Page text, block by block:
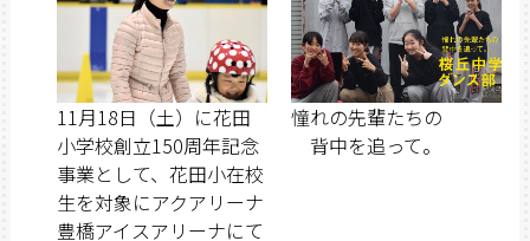
11月18日（土）に花田
小学校創立150周年記念
事業として、花田小在校
生を対象にアクアリーナ
豊橋アイスアリーナにて
憧れの先輩たちの
背中を追って。